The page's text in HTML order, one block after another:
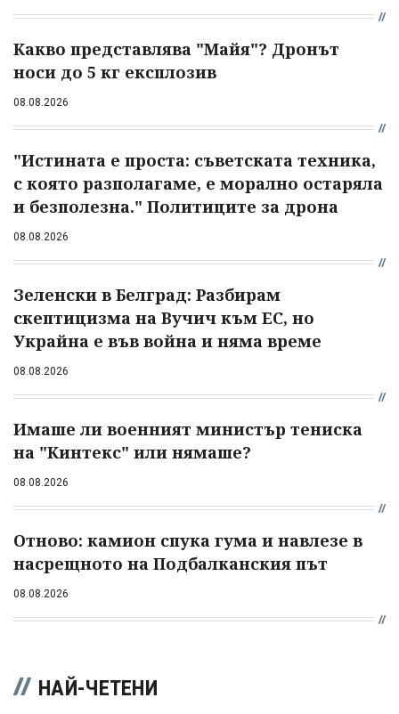
Какво представлява "Майя"? Дронът
носи до 5 кг експлозив
08.08.2026
"Истината е проста: съветската техника,
с която разполагаме, е морално остаряла
и безполезна." Политиците за дрона
08.08.2026
Зеленски в Белград: Разбирам
скептицизма на Вучич към ЕС, но
Украйна е във война и няма време
08.08.2026
Имаше ли военният министър тениска
на "Кинтекс" или нямаше?
08.08.2026
Отново: камион спука гума и навлезе в
насрещното на Подбалканския път
08.08.2026
НАЙ-ЧЕТЕНИ